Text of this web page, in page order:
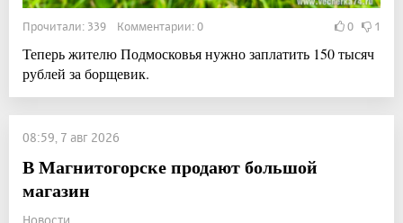
Прочитали: 339 Комментарии: 0 0 1
Теперь жителю Подмосковья нужно заплатить 150 тысяч
рублей за борщевик.
08:59, 7 авг 2026
В Магнитогорске продают большой
магазин